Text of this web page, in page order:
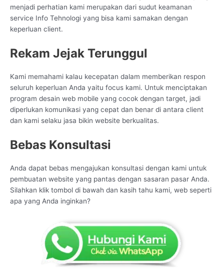
menjadi perhatian kami merupakan dari sudut keamanan
service Info Tehnologi yang bisa kami samakan dengan
keperluan client.
Rekam Jejak Terunggul
Kami memahami kalau kecepatan dalam memberikan respon
seluruh keperluan Anda yaitu focus kami. Untuk menciptakan
program desain web mobile yang cocok dengan target, jadi
diperlukan komunikasi yang cepat dan benar di antara client
dan kami selaku jasa bikin website berkualitas.
Bebas Konsultasi
Anda dapat bebas mengajukan konsultasi dengan kami untuk
pembuatan website yang pantas dengan sasaran pasar Anda.
Silahkan klik tombol di bawah dan kasih tahu kami, web seperti
apa yang Anda inginkan?